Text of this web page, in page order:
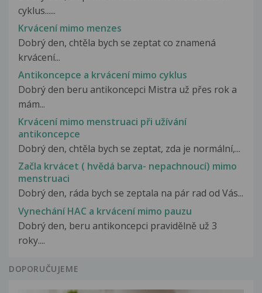
cyklus......
Krvácení mimo menzes
Dobrý den, chtěla bych se zeptat co znamená
krvácení...
Antikoncepce a krvácení mimo cyklus
Dobrý den beru antikoncepci Mistra už přes rok a
mám...
Krvácení mimo menstruaci při užívání
antikoncepce
Dobrý den, chtěla bych se zeptat, zda je normální,...
Začla krvácet ( hvědá barva- nepachnoucí) mimo
menstruaci
Dobrý den, ráda bych se zeptala na pár rad od Vás...
Vynechání HAC a krvácení mimo pauzu
Dobrý den, beru antikoncepci pravidělně už 3
roky....
DOPORUČUJEME